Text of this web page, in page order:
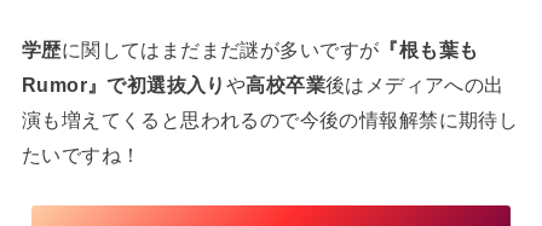
学歴に関してはまだまだ謎が多いですが 『根も葉も
Rumor』で初選抜入り や高校卒業後はメディアへの出
演も増えてくると思われるので今後の情報解禁に期待し
たいですね！